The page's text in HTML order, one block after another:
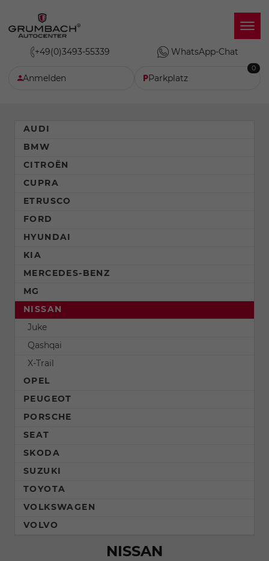
+49(0)3493-55339 WhatsApp-Chat
Anmelden Parkplatz
0
NISSAN
AUDI
BMW
CITROËN
CUPRA
ETRUSCO
FORD
HYUNDAI
KIA
MERCEDES-BENZ
MG
NISSAN
Juke
Qashqai
X-Trail
OPEL
PEUGEOT
PORSCHE
SEAT
SKODA
SUZUKI
TOYOTA
VOLKSWAGEN
VOLVO